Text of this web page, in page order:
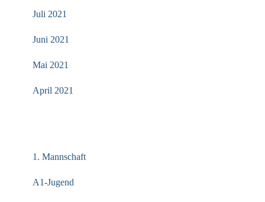
Juli 2021
Juni 2021
Mai 2021
April 2021
1. Mannschaft
A1-Jugend